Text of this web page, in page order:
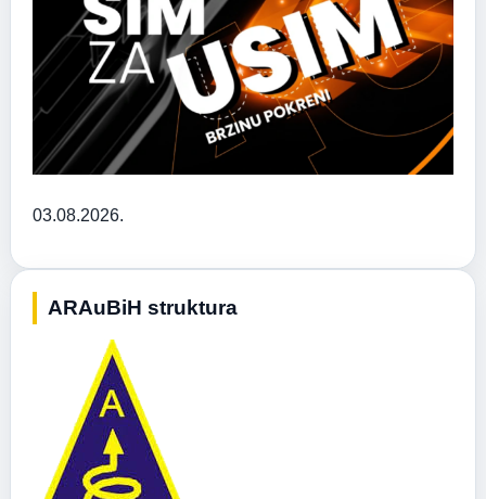
03.08.2026.
ARAuBiH struktura